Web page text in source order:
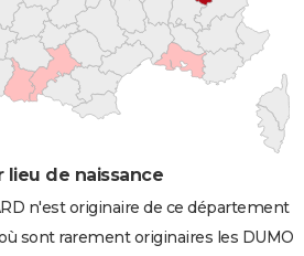
lieu de naissance
n'est originaire de ce département
sont rarement originaires les